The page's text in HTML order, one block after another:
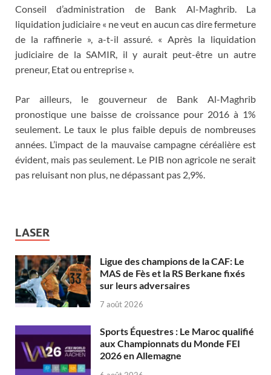
Conseil d’administration de Bank Al-Maghrib. La
liquidation judiciaire « ne veut en aucun cas dire fermeture
de la raffinerie », a-t-il assuré. « Après la liquidation
judiciaire de la SAMIR, il y aurait peut-être un autre
preneur, Etat ou entreprise ».
Par ailleurs, le gouverneur de Bank Al-Maghrib
pronostique une baisse de croissance pour 2016 à 1%
seulement. Le taux le plus faible depuis de nombreuses
années. L’impact de la mauvaise campagne céréalière est
évident, mais pas seulement. Le PIB non agricole ne serait
pas reluisant non plus, ne dépassant pas 2,9%.
LASER
Ligue des champions de la CAF: Le
MAS de Fès et la RS Berkane fixés
sur leurs adversaires
7 août 2026
Sports Équestres : Le Maroc qualifié
aux Championnats du Monde FEI
2026 en Allemagne